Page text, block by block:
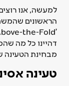
למעשה, אנו
הראשונים
דהיינו כל מה
מבחינת הטעינה
טעינה